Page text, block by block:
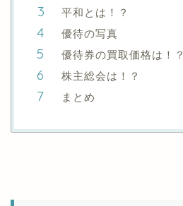
平和とは！？
優待の写真
優待券の買取価格は！？
株主総会は！？
まとめ